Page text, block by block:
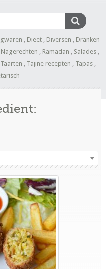
, Dieet , Diversen , Dranken
Nagerechten , Ramadan , Salades ,
Taarten , Tajine recepten , Tapas ,